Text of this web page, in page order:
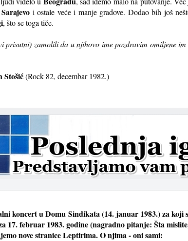
i ostale veće i manje gradove. Dodao bih još
, što se toga tiče.
prisutni) zamolili da u njihovo ime pozdravim omiljene
Stošić(Rock 82, decembar 1982.)
koncert u Domu Sindikata (14. januar 1983.) za koji
17. februar 1983. godine (nagradno pitanje: Šta
nove stranice Leptirima. O njima - oni sami: